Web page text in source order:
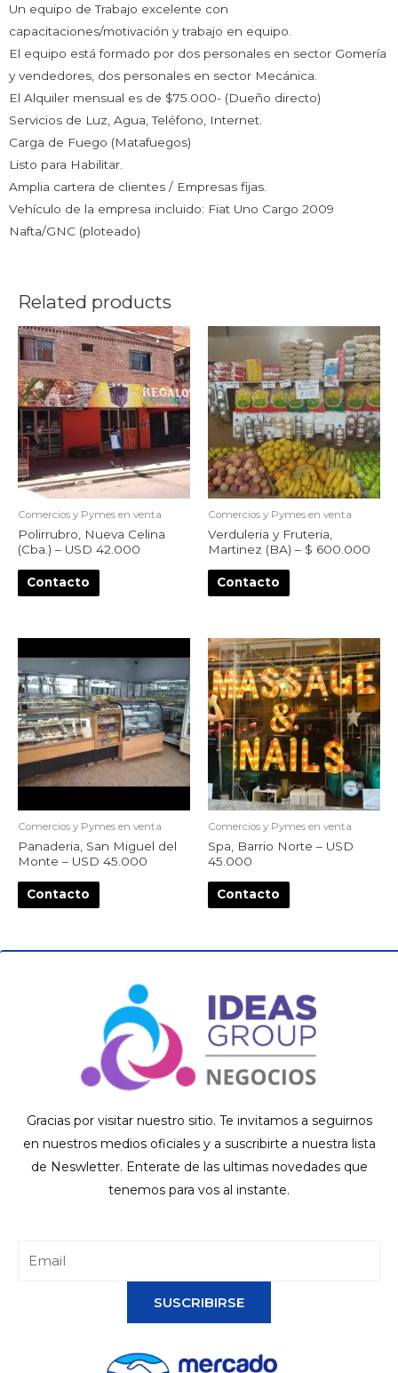
Un equipo de Trabajo excelente con
capacitaciones/motivación y trabajo en equipo.
El equipo está formado por dos personales en sector Gomería
y vendedores, dos personales en sector Mecánica.
El Alquiler mensual es de $75.000- (Dueño directo)
Servicios de Luz, Agua, Teléfono, Internet.
Carga de Fuego (Matafuegos)
Listo para Habilitar.
Amplia cartera de clientes / Empresas fijas.
Vehículo de la empresa incluido: Fiat Uno Cargo 2009
Nafta/GNC (ploteado)
Related products
Comercios y Pymes en venta
Polirrubro, Nueva Celina
(Cba.) – USD 42.000
Contacto
Comercios y Pymes en venta
Verduleria y Fruteria,
Martinez (BA) – $ 600.000
Contacto
Comercios y Pymes en venta
Panaderia, San Miguel del
Monte – USD 45.000
Contacto
Comercios y Pymes en venta
Spa, Barrio Norte – USD
45.000
Contacto
Gracias por visitar nuestro sitio. Te invitamos a seguirnos
en nuestros medios oficiales y a suscribirte a nuestra lista
de Neswletter. Enterate de las ultimas novedades que
tenemos para vos al instante.
SUSCRIBIRSE